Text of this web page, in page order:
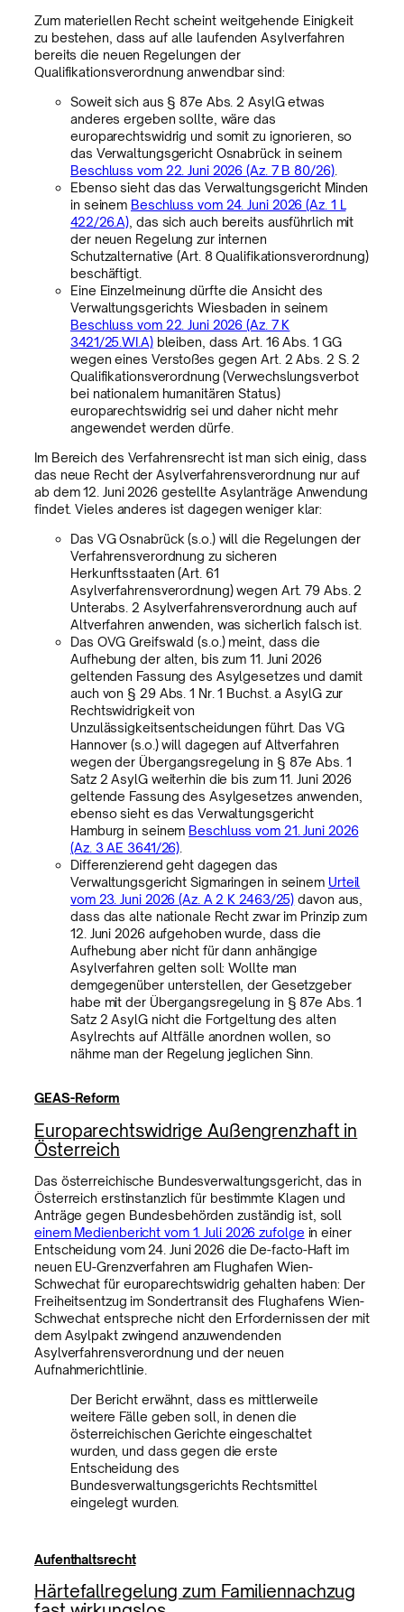
Zum materiellen Recht scheint weitgehende Einigkeit
zu bestehen, dass auf alle laufenden Asylverfahren
bereits die neuen Regelungen der
Qualifikationsverordnung anwendbar sind:
Soweit sich aus § 87e Abs. 2 AsylG etwas
anderes ergeben sollte, wäre das
europarechtswidrig und somit zu ignorieren, so
das Verwaltungsgericht Osnabrück in seinem
Beschluss vom 22. Juni 2026 (Az. 7 B 80/26).
Ebenso sieht das das Verwaltungsgericht Minden
in seinem Beschluss vom 24. Juni 2026 (Az. 1 L
422/26.A) , das sich auch bereits ausführlich mit
der neuen Regelung zur internen
Schutzalternative (Art. 8 Qualifikationsverordnung)
beschäftigt.
Eine Einzelmeinung dürfte die Ansicht des
Verwaltungsgerichts Wiesbaden in seinem
Beschluss vom 22. Juni 2026 (Az. 7 K
3421/25.WI.A)bleiben, dass Art. 16 Abs. 1 GG
wegen eines Verstoßes gegen Art. 2 Abs. 2 S. 2
Qualifikationsverordnung (Verwechslungsverbot
bei nationalem humanitären Status)
europarechtswidrig sei und daher nicht mehr
angewendet werden dürfe.
Im Bereich des Verfahrensrecht ist man sich einig, dass
das neue Recht der Asylverfahrensverordnung nur auf
ab dem 12. Juni 2026 gestellte Asylanträge Anwendung
findet. Vieles anderes ist dagegen weniger klar:
Das VG Osnabrück (s.o.) will die Regelungen der
Verfahrensverordnung zu sicheren
Herkunftsstaaten (Art. 61
Asylverfahrensverordnung) wegen Art. 79 Abs. 2
Unterabs. 2 Asylverfahrensverordnung auch auf
Altverfahren anwenden, was sicherlich falsch ist.
Das OVG Greifswald (s.o.) meint, dass die
Aufhebung der alten, bis zum 11. Juni 2026
geltenden Fassung des Asylgesetzes und damit
auch von § 29 Abs. 1 Nr. 1 Buchst. a AsylG zur
Rechtswidrigkeit von
Unzulässigkeitsentscheidungen führt. Das VG
Hannover (s.o.) will dagegen auf Altverfahren
wegen der Übergangsregelung in § 87e Abs. 1
Satz 2 AsylG weiterhin die bis zum 11. Juni 2026
geltende Fassung des Asylgesetzes anwenden,
ebenso sieht es das Verwaltungsgericht
Hamburg in seinem Beschluss vom 21. Juni 2026
(Az. 3 AE 3641/26)
Differenzierend geht dagegen das
Verwaltungsgericht Sigmaringen in seinem Urteil
vom 23. Juni 2026 (Az. A 2 K 2463/25) davon aus,
dass das alte nationale Recht zwar im Prinzip zum
12. Juni 2026 aufgehoben wurde, dass die
Aufhebung aber nicht für dann anhängige
Asylverfahren gelten soll: Wollte man
demgegenüber unterstellen, der Gesetzgeber
habe mit der Übergangsregelung in § 87e Abs. 1
Satz 2 AsylG nicht die Fortgeltung des alten
Asylrechts auf Altfälle anordnen wollen, so
nähme man der Regelung jeglichen Sinn.
GEAS-Reform
Europarechtswidrige Außengrenzhaft in
Österreich
Das österreichische Bundesverwaltungsgericht, das in
Österreich erstinstanzlich für bestimmte Klagen und
Anträge gegen Bundesbehörden zuständig ist, soll
einem Medienbericht vom 1. Juli 2026 zufolge in einer
Entscheidung vom 24. Juni 2026 die De-facto-Haft im
neuen EU-Grenzverfahren am Flughafen Wien-
Schwechat für europarechtswidrig gehalten haben: Der
Freiheitsentzug im Sondertransit des Flughafens Wien-
Schwechat entspreche nicht den Erfordernissen der mit
dem Asylpakt zwingend anzuwendenden
Asylverfahrensverordnung und der neuen
Aufnahmerichtlinie.
Der Bericht erwähnt, dass es mittlerweile
weitere Fälle geben soll, in denen die
österreichischen Gerichte eingeschaltet
wurden, und dass gegen die erste
Entscheidung des
Bundesverwaltungsgerichts Rechtsmittel
eingelegt wurden.
Aufenthaltsrecht
Härtefallregelung zum Familiennachzug